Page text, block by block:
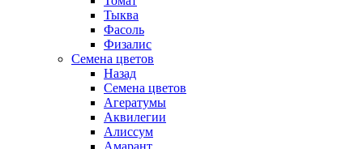
Тыква
Фасоль
Физалис
Семена цветов
Назад
Семена цветов
Агератумы
Аквилегии
Алиссум
Амарант